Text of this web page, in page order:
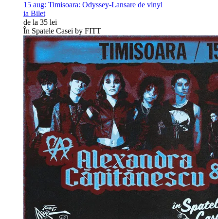
15 aug: Timisoara: Odyssey-Lansare de vinyl
ia Bilet
de la 35 lei
În Spatele Casei by FITT